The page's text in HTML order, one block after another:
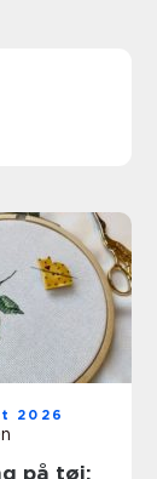
2026
på tøj: